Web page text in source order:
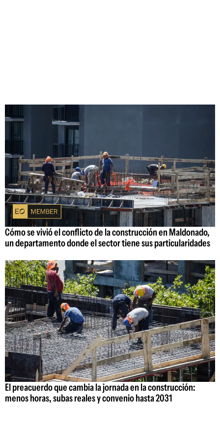
Cómo se vivió el conflicto de la construcción en Maldonado,
un departamento donde el sector tiene sus particularidades
El preacuerdo que cambia la jornada en la construcción:
menos horas, subas reales y convenio hasta 2031